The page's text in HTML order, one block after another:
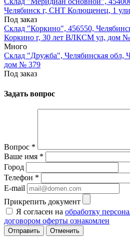
Челябинск г, СНТ Колющенец, 1
Под заказ
Склад "Коркино", 456550,
Коркино г, 30 лет ВЛКСМ ул, дом №
Много
Склад "Дружба", Челябинская обл,
дом № 379
Под заказ
Задать вопрос
Вопрос *
Ваше имя *
Город
Телефон *
E-mail
Прикрепить документ
Я согласен на обработку
договором оферты ознакомлен
Отменить